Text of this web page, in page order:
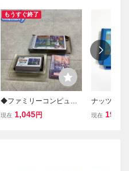
もうすぐ終了
◆ファミリーコンピュー
ター/ファミコン/FC ウル
現在 1,045円
ナッツアン
作確認済】
現在 198